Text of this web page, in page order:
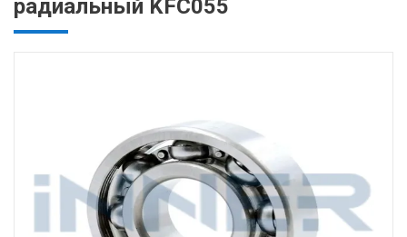
радиальный KFC055